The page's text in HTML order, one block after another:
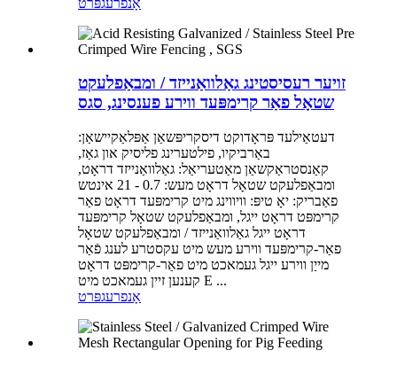
זויער רעסיסטינג גאַלוואַנייזד / ומבאַפלעקט
שטאָל פאַר קרימפּעד ווירע פענסינג, סגס
דעטאַילעד פּראָדוקט דיסקריפּשאַן אַפּלאַקיישאַן:
באַרביקיו, פילטערינג פליסיק און גאַז,
קאַנסטראַקשאַן מאַטעריאַל: גאַלוואַנייזד דראָט,
ומבאַפלעקט שטאָל דראָט מעש: 0.7 - 21 אינטש
פאַבריק: יאָ טיפּ: וויווינג מיט קרימפּעד דראָט פאַר
קרימפּט דראָט ייגל, ומבאַפלעקט שטאָל קרימפּעד
דראָט ייגל גאַלוואַנייזד / ומבאַפלעקט שטאָל
פאַר-קרימפּעד ווירע מעש מיט עקסטרע לענג פֿאַר
מייַן ווירע ייגל געמאכט מיט פאַר-קרימפּט דראָט
קענען זיין געמאכט מיט E ...
אָנפרעגפּרט